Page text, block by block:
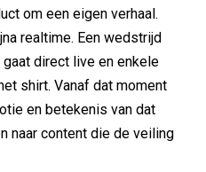
om een eigen verhaal.
realtime. Een wedstrijd
direct live en enkele
shirt. Vanaf dat moment
en betekenis van dat
naar content die de veiling